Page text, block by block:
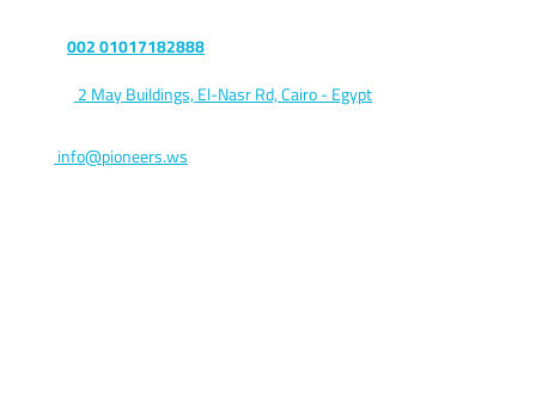
002 01017182888
2 May Buildings, El-Nasr Rd, Cairo - Egypt
info@pioneers.ws